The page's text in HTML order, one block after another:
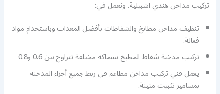
تركيب مداخن هندي اشبيلية. ونعمل في:
تنظيف مداخن مطابخ والشفاطات بأفضل المعدات وباستخدام مواد
فعالة.
تركيب مدخنة شفاط المطبخ بسماكة مختلفة تتراوح بين 0.6 و0.8
يعمل فني تركيب مداخن مطاعم في ربط جميع أجزاء المدخنة
بمسامير تثبيت متينة.